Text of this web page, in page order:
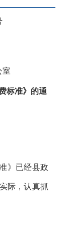
室
标准》的通
》已经县政
际，认真抓